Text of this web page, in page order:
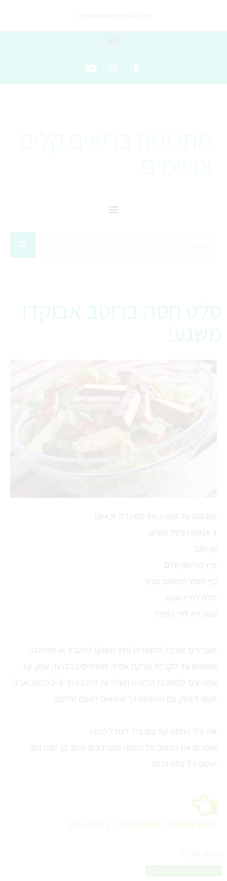
מתכונים בריאים קלים
וטעימים
סלט חסה ברוטב אבוקדו
משגע!
(מבוסס על מתכון של מסעדת זכאים)
1 אבוקדו בשל וטעים
שן שום
מיץ מלימון שלם
כף חומץ תפוחים טבעי
מלח לפי הטעם
שמן זית לפי הצורך
מעבירים את כל החומרים (חוץ משמן) למעבד או מטחנה,
וטוחנים עד לקבלת מרקם אחיד. מוסיפים בהדרגה שמן, עד
שמגיעים לסמיכות הרצויה (אצלי זה היה בערך 2-3 כפות. אבל
תנסו לשחק עם הכמויות כך שיתאים לטעם שלכם)
את עלי החסה קורעים ביד לגודל הרצוי
שופכים את הרוטב על החסה ומערבבים היטב כך שהרוטב
יעטוף כל עלה ועלה
מתכון לטופו לפי מתכון מספר 2 בלחיצה כאן